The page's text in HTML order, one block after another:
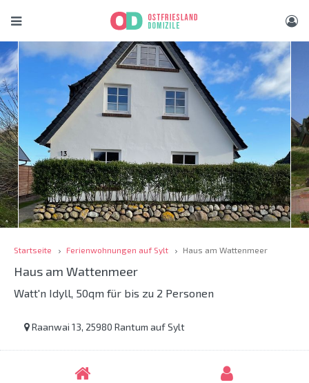
Startseite Ferienwohnungen auf Sylt Haus am Wattenmeer
Haus am Wattenmeer
Watt'n Idyll, 50qm für bis zu 2 Personen
Raanwai 13, 25980 Rantum auf Sylt